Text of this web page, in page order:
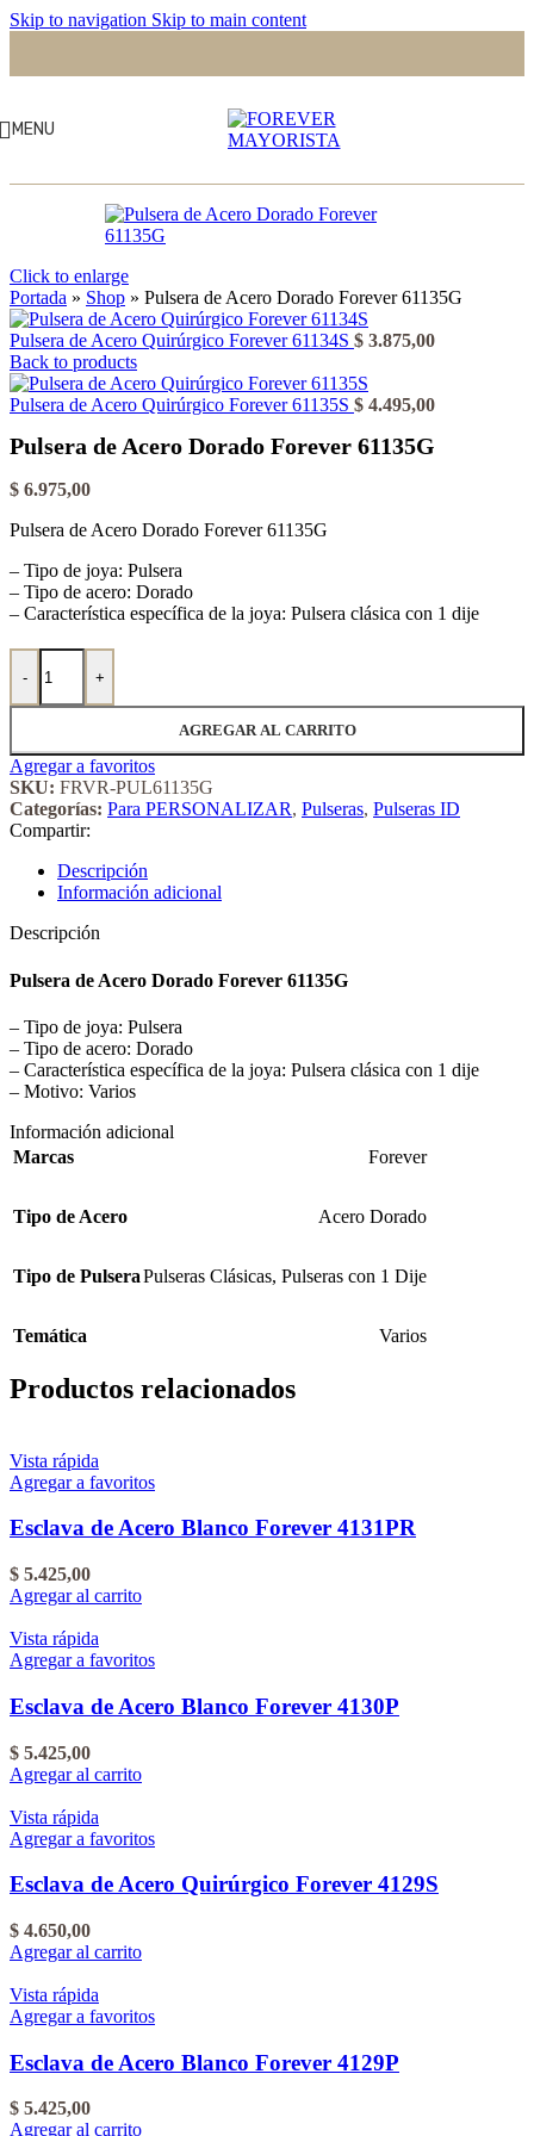
Skip to navigation Skip to main content
MENU
Click to enlarge
Portada » Shop » Pulsera de Acero Dorado Forever 61135G
Pulsera de Acero Quirúrgico Forever 61134S $ 3.875,00
Back to products
Pulsera de Acero Quirúrgico Forever 61135S $ 4.495,00
Pulsera de Acero Dorado Forever 61135G
$ 6.975,00
Pulsera de Acero Dorado Forever 61135G
– Tipo de joya: Pulsera
– Tipo de acero: Dorado
– Característica específica de la joya: Pulsera clásica con 1 dije
-
Pulsera de Acero Dorado Forever 61135G cantidad
+
AGREGAR AL CARRITO
Agregar a favoritos
SKU: FRVR-PUL61135G
Categorías: Para PERSONALIZAR, Pulseras, Pulseras ID
Compartir:
Descripción
Información adicional
Descripción
Pulsera de Acero Dorado Forever 61135G
– Tipo de joya: Pulsera
– Tipo de acero: Dorado
– Característica específica de la joya: Pulsera clásica con 1 dije
– Motivo: Varios
Información adicional
Marcas
Forever
Tipo de Acero Acero Dorado
Tipo de PulseraPulseras Clásicas, Pulseras con 1 Dije
Temática Varios
Productos relacionados
Vista rápida
Agregar a favoritos
Esclava de Acero Blanco Forever 4131PR
$ 5.425,00
Agregar al carrito
Vista rápida
Agregar a favoritos
Esclava de Acero Blanco Forever 4130P
$ 5.425,00
Agregar al carrito
Vista rápida
Agregar a favoritos
Esclava de Acero Quirúrgico Forever 4129S
$ 4.650,00
Agregar al carrito
Vista rápida
Agregar a favoritos
Esclava de Acero Blanco Forever 4129P
$ 5.425,00
Agregar al carrito